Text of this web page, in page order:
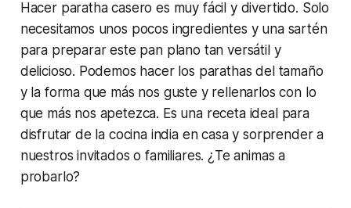
Hacer paratha casero es muy fácil y divertido. Solo
necesitamos unos pocos ingredientes y una sartén
para preparar este pan plano tan versátil y
delicioso. Podemos hacer los parathas del tamaño
y la forma que más nos guste y rellenarlos con lo
que más nos apetezca. Es una receta ideal para
disfrutar de la cocina india en casa y sorprender a
nuestros invitados o familiares. ¿Te animas a
probarlo?